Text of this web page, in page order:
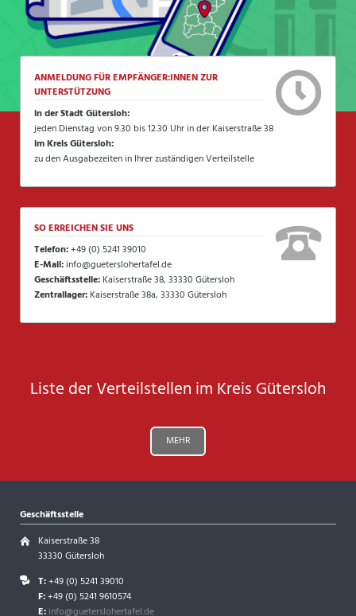
ANMELDUNG FÜR EMPFÄNGER:INNEN ZUR
UNTERSTÜTZUNG
in der Stadt Gütersloh:
jeden Dienstag von 9.30 bis 12.30 Uhr in der Kaiserstraße 38
im Kreis Gütersloh:
zu den Ausgabezeiten in Ihrer zuständigen Verteilstelle
SO ERREICHEN SIE UNS
Telefon:+49 (0) 5241 39010
E-Mail: info@gueterslohertafel.de
Geschäftsstelle: Kaiserstraße 38, 33330 Gütersloh
Zentrallager: Kaiserstraße 38a, 33330 Gütersloh
Liste der Verteilstellen im Kreis Gütersloh
MEHR
Geschäftsstelle
Kaiserstraße 38
33330 Gütersloh
T:+49 (0) 5241 39010
F:+49 (0) 5241 9610574
E: info@gueterslohertafel.de